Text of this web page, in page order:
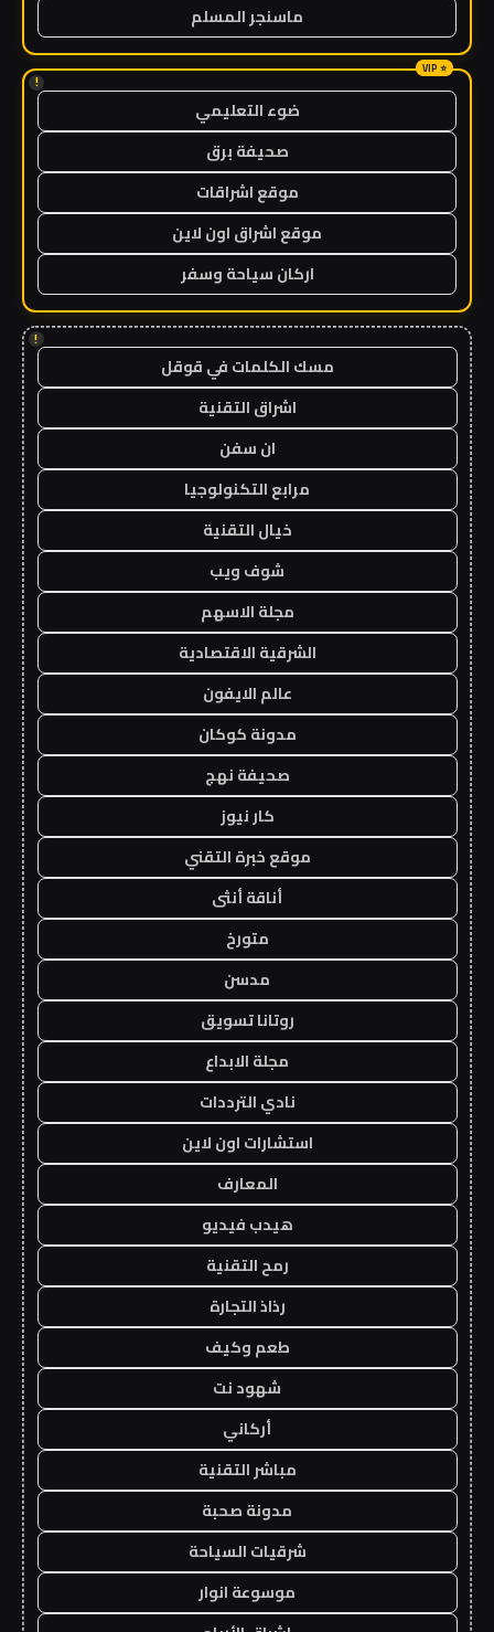
ماسنجر المسلم
!
ضوء التعليمي
صحيفة برق
موقع اشراقات
موقع اشراق اون لاين
اركان سياحة وسفر
!
مسك الكلمات في قوقل
اشراق التقنية
ان سفن
مرابع التكنولوجيا
خيال التقنية
شوف ويب
مجلة الاسهم
الشرقية الاقتصادية
عالم الايفون
مدونة كوكان
صحيفة نهج
كار نيوز
موقع خبرة التقني
أناقة أنثى
متورخ
مدسن
روتانا تسويق
مجلة الابداع
نادي الترددات
استشارات اون لاين
المعارف
هيدب فيديو
رمح التقنية
رذاذ التجارة
طعم وكيف
شهود نت
أركاني
مباشر التقنية
مدونة صحبة
شرقيات السياحة
موسوعة انوار